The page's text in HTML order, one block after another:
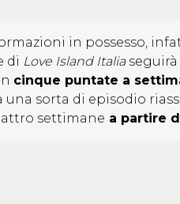
in possesso,
di Love Island Italiaseguirà
cinque puntate a
sorta di episodio
settimane a partire